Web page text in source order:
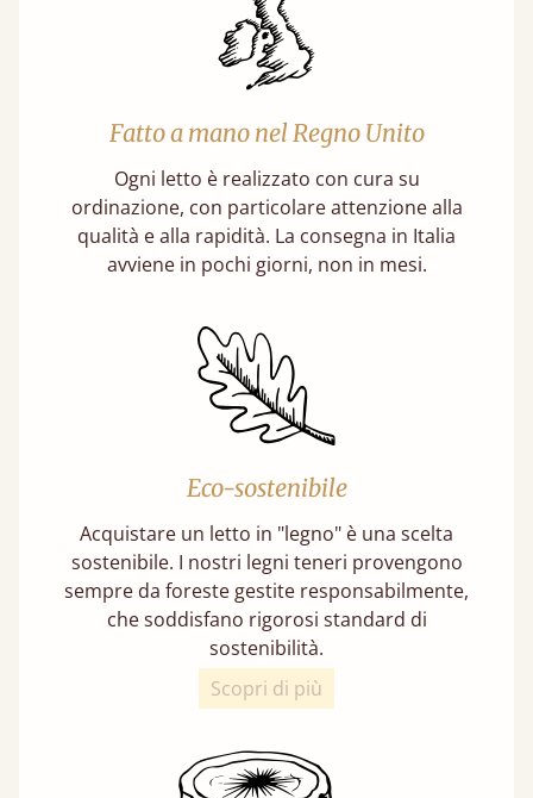
Fatto a mano nel Regno Unito
Ogni letto è realizzato con cura su
ordinazione, con particolare attenzione alla
qualità e alla rapidità. La consegna in Italia
avviene in pochi giorni, non in mesi.
Eco-sostenibile
Acquistare un letto in "legno" è una scelta
sostenibile. I nostri legni teneri provengono
sempre da foreste gestite responsabilmente,
che soddisfano rigorosi standard di
sostenibilità.
Scopri di più